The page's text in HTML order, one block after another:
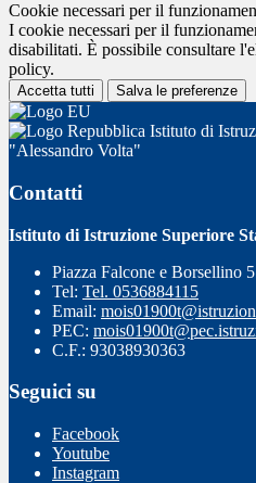
Cookie necessari per il
I cookie necessari per il
disabilitati. È possibile consultare
policy.
Accetta tutti Salva le preferenze
Istituto di
"Alessandro Volta"
Contatti
Istituto di Istruzione Superiore
Piazza Falcone e Borsellino
Tel: Tel. 0536884115
Email:
PEC:
C.F.: 93038930363
Seguici su
Facebook
Youtube
Instagram